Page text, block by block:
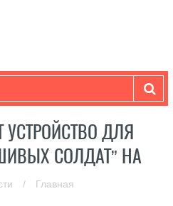
ДЛЯ
СОЛДАТ” НА
/ Главная